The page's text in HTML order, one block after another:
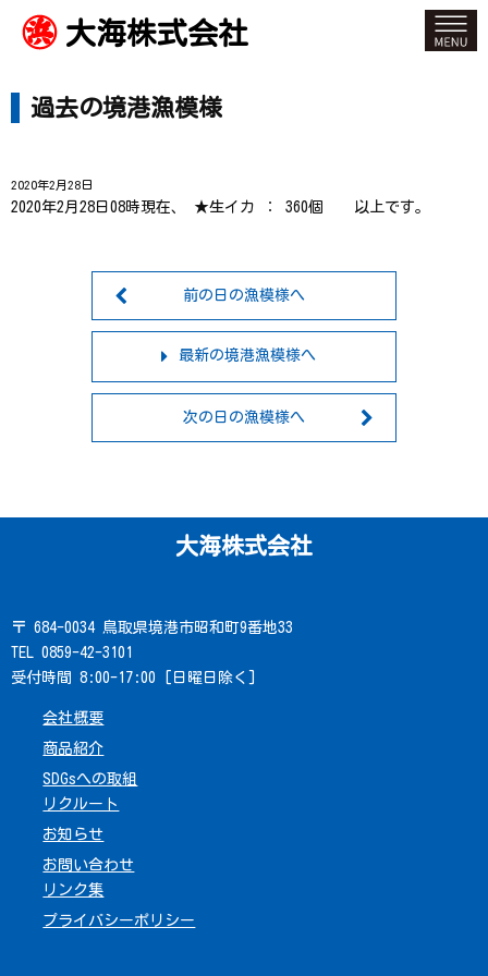
大海株式会社
過去の境港漁模様
2020年2月28日
2020年2月28日08時現在、 ★生イカ ： 360個 以上です。
前の日の漁模様へ
最新の境港漁模様へ
次の日の漁模様へ
大海株式会社
〒 684-0034 鳥取県境港市昭和町9番地33
TEL 0859-42-3101
受付時間 8:00-17:00 [日曜日除く]
会社概要
商品紹介
SDGsへの取組
リクルート
お知らせ
お問い合わせ
リンク集
プライバシーポリシー